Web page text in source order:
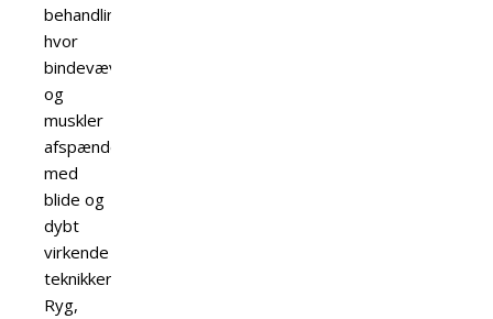
behandling,
hvor
bindevæv
og
muskler
afspændes
med
blide og
dybt
virkende
teknikker.
Ryg,